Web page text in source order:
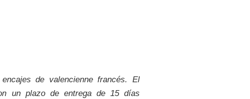
de valencienne francés. El
un plazo de entrega de 15 días